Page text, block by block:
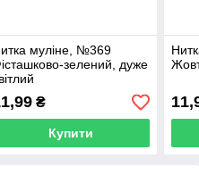
муліне, №369
зелений, дуже
₴
Купити